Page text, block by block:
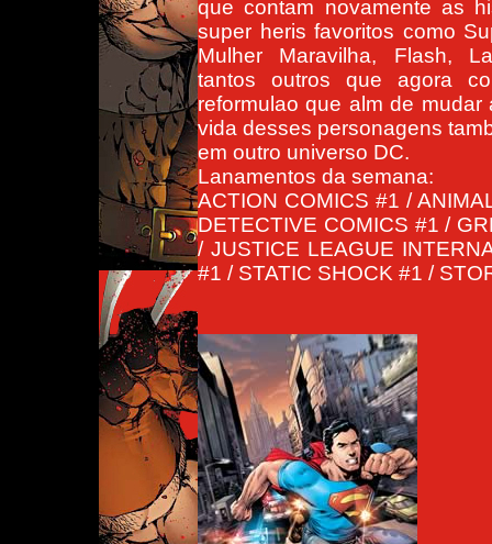
que contam novamente as
super heris favoritos como
Mulher Maravilha, Flash,
tantos outros que agora
reformulao que alm de mudar
vida desses personagens
em outro universo DC.
Lanamentos da semana:
ACTION COMICS #1 /
DETECTIVE COMICS #1 /
/ JUSTICE LEAGUE
#1 / STATIC SHOCK #1 /